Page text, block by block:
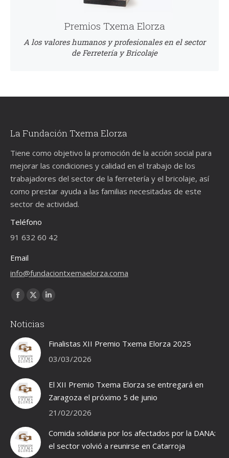
Premios Txema Elorza
A los valores humanos y profesionales en el sector
de Ferretería y Bricolaje
La Fundación Txema Elorza
Tiene como objetivo la promoción de la acción social para
mejorar las condiciones y calidad en el trabajo de los
trabajadores del sector de la ferretería y el bricolaje, así
como prestar ayuda a las familias necesitadas de este
sector de actividad.
Teléfono
91 632 60 42
Email
info@fundaciontxemaelorza.coma
Encuéntranos en:
Facebook
opens
in
new
window
X
opens
in
new
window
Linkedin
in
Noticias
Finalistas XII Premio Txema Elorza 2025
03/03/2026
El XII Premio Txema Elorza se entregará en
Zaragoza el próximo 5 de junio
21/02/2026
Comida solidaria por los afectados por la DANA:
el sector volvió a reunirse en Catarroja